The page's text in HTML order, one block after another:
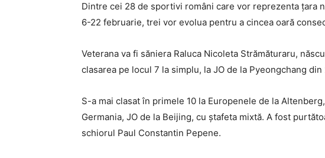
Dintre cei 28 de sportivi români care vor reprezenta țara
6-22 februarie, trei vor evolua pentru a cincea oară
Veterana va fi săniera Raluca Nicoleta Strămăturaru,
clasarea pe locul 7 la simplu, la JO de la Pyeongchang din
S-a mai clasat în primele 10 la Europenele de la
Germania, JO de la Beijing, cu ștafeta mixtă. A fost
schiorul Paul Constantin Pepene.